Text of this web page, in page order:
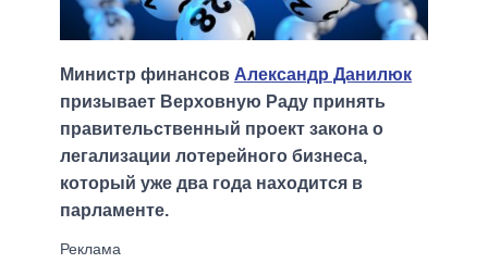
Министр финансов Александр Данилюк
призывает Верховную Раду принять
правительственный проект закона о
легализации лотерейного бизнеса,
который уже два года находится в
парламенте.